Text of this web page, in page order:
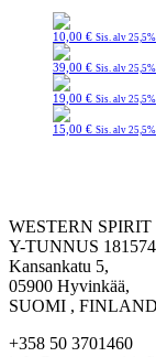
10,00 € Sis. alv 25,5%
39,00 € Sis. alv 25,5%
19,00 € Sis. alv 25,5%
15,00 € Sis. alv 25,5%
WESTERN SPIRIT
Y-TUNNUS
Kansankatu 5,
05900 Hyvinkää,
SUOMI , FINLAND
+358 50 3701460